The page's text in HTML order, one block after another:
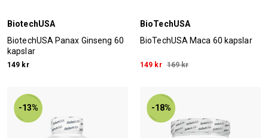
BiotechUSA
BiotechUSA Panax Ginseng 60
kapslar
149 kr
BioTechUSA
BioTechUSA Maca 60 kapslar
149 kr 169 kr
-13% -18%